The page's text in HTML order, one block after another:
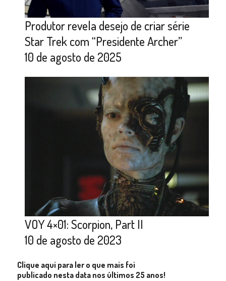
Produtor revela desejo de criar série
Star Trek com “Presidente Archer”
10 de agosto de 2025
VOY 4×01: Scorpion, Part II
10 de agosto de 2023
Clique aqui para ler o que mais foi
publicado nesta data nos últimos 25 anos!